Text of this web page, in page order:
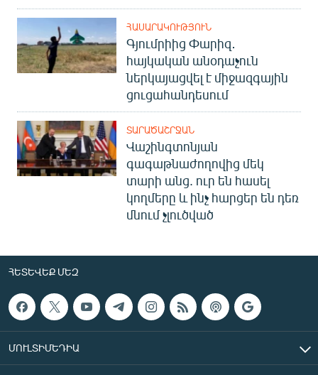
ՀԱՍԱՐԱԿՈՒԹՅՈՒՆ
Գյումրիից Փարիզ․
հայկական անօդաչուն
ներկայացվել է միջազգային
ցուցահանդեսում
ՏԱՐԱԾԱՇՐՋԱՆ
Վաշինգտոնյան
գագաթնաժողովից մեկ
տարի անց. ուր են հասել
կողմերը և ինչ հարցեր են դեռ
մնում չլուծված
ՀԵՏԵՎԵՔ ՄԵԶ
ՄՈՒԼՏԻՄԵԴԻԱ